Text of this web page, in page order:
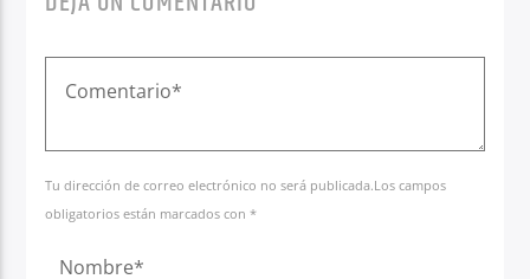
Tu dirección de correo electrónico no será publicada.Los campos
obligatorios están marcados con *